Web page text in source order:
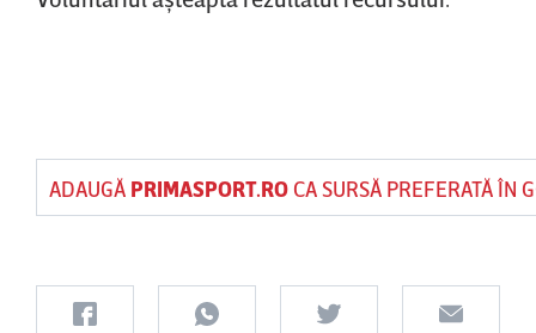
ADAUGĂ PRIMASPORT.ROCA SURSĂ PREFERATĂ ÎN